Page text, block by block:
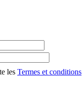
les Termes et conditions